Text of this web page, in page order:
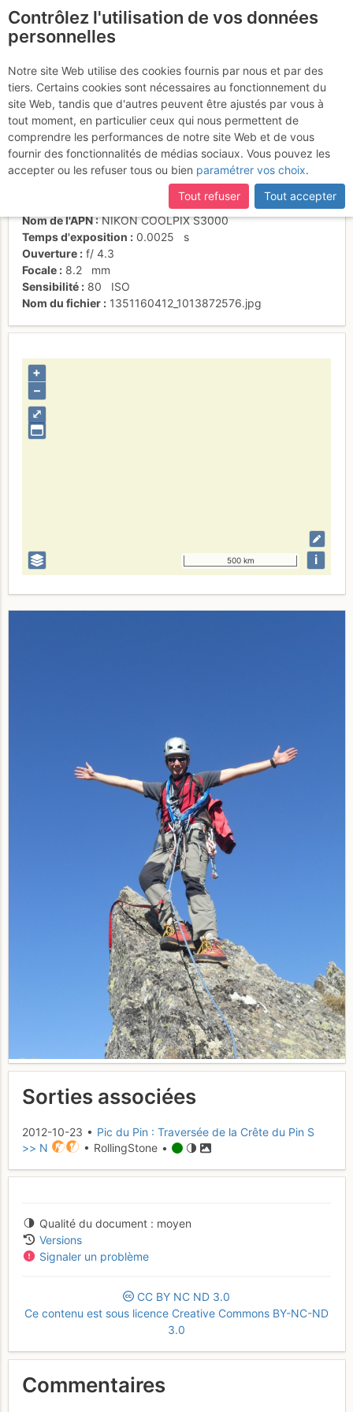
Vers le pic central
Activités
Date/heure
23 oct. 2012 15:28
Contributeur
RollingStone
individuel (CC by-nc-nd)
Nom de l'APN
NIKON COOLPIX S3000
Temps d'exposition
0.0025
s
Ouverture
f/ 4.3
Focale
8.2
mm
Sensibilité
80
ISO
Nom du fichier
1351160412_1013872576.jpg
⤢
+
–
500 km i
Sorties associées
2012-10-23 • Pic du Pin : Traversée de la Crête du Pin S
>> N
• RollingStone •
Qualité du document
moyen
Versions
Signaler un problème
CC BY NC ND 3.0
Ce contenu est sous licence Creative Commons BY-NC-ND
3.0
Commentaires
Contrôlez l'utilisation de vos données
personnelles
Notre site Web utilise des cookies fournis par nous et par des
tiers. Certains cookies sont nécessaires au fonctionnement du
site Web, tandis que d'autres peuvent être ajustés par vous à
tout moment, en particulier ceux qui nous permettent de
comprendre les performances de notre site Web et de vous
fournir des fonctionnalités de médias sociaux. Vous pouvez les
accepter ou les refuser tous ou bien paramétrer vos choix.
Tout refuser
Tout accepter